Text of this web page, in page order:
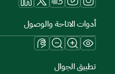
أدوات الاتاحة والوصول
تطبيق الجوال